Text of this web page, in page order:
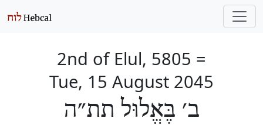
2nd of Elul, 5805 =
Tue, 15 August 2045
ב׳ בֶּאֱלוּל תת״ה